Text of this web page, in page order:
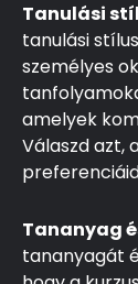
Tanulási
tanulási
személyes
amelyek
Válaszd azt,
Tananyag
tananyagát